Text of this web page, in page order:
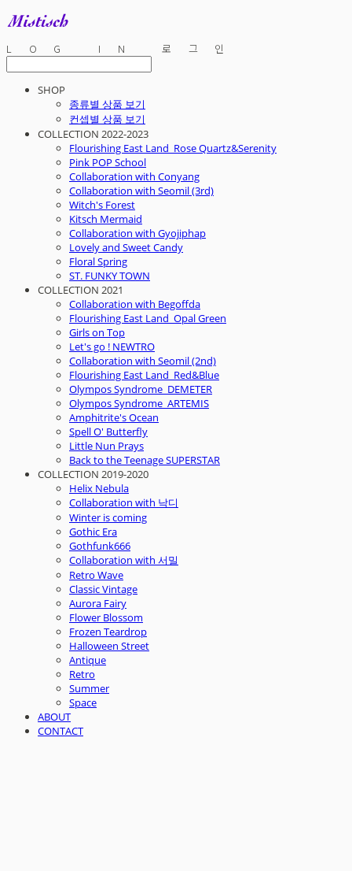
LOG IN 로그인
SHOP
종류별 상품 보기
컨셉별 상품 보기
COLLECTION 2022-2023
Flourishing East Land_Rose Quartz&Serenity
Pink POP School
Collaboration with Conyang
Collaboration with Seomil (3rd)
Witch's Forest
Kitsch Mermaid
Collaboration with Gyojiphap
Lovely and Sweet Candy
Floral Spring
ST. FUNKY TOWN
COLLECTION 2021
Collaboration with Begoffda
Flourishing East Land_Opal Green
Girls on Top
Let's go ! NEWTRO
Collaboration with Seomil (2nd)
Flourishing East Land_Red&Blue
Olympos Syndrome_DEMETER
Olympos Syndrome_ARTEMIS
Amphitrite's Ocean
Spell O' Butterfly
Little Nun Prays
Back to the Teenage SUPERSTAR
COLLECTION 2019-2020
Helix Nebula
Collaboration with 낙디
Winter is coming
Gothic Era
Gothfunk666
Collaboration with 서밀
Retro Wave
Classic Vintage
Aurora Fairy
Flower Blossom
Frozen Teardrop
Halloween Street
Antique
Retro
Summer
Space
ABOUT
CONTACT